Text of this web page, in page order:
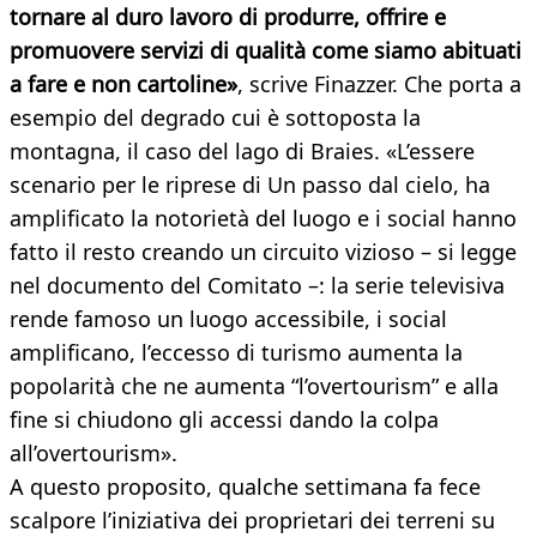
tornare al duro lavoro di produrre, offrire e
promuovere servizi di qualità come siamo abituati
a fare e non cartoline», scrive Finazzer. Che porta a
esempio del degrado cui è sottoposta la
montagna, il caso del lago di Braies. «L’essere
scenario per le riprese di Un passo dal cielo, ha
amplificato la notorietà del luogo e i social hanno
fatto il resto creando un circuito vizioso – si legge
nel documento del Comitato –: la serie televisiva
rende famoso un luogo accessibile, i social
amplificano, l’eccesso di turismo aumenta la
popolarità che ne aumenta “l’overtourism” e alla
fine si chiudono gli accessi dando la colpa
all’overtourism».
A questo proposito, qualche settimana fa fece
scalpore l’iniziativa dei proprietari dei terreni su